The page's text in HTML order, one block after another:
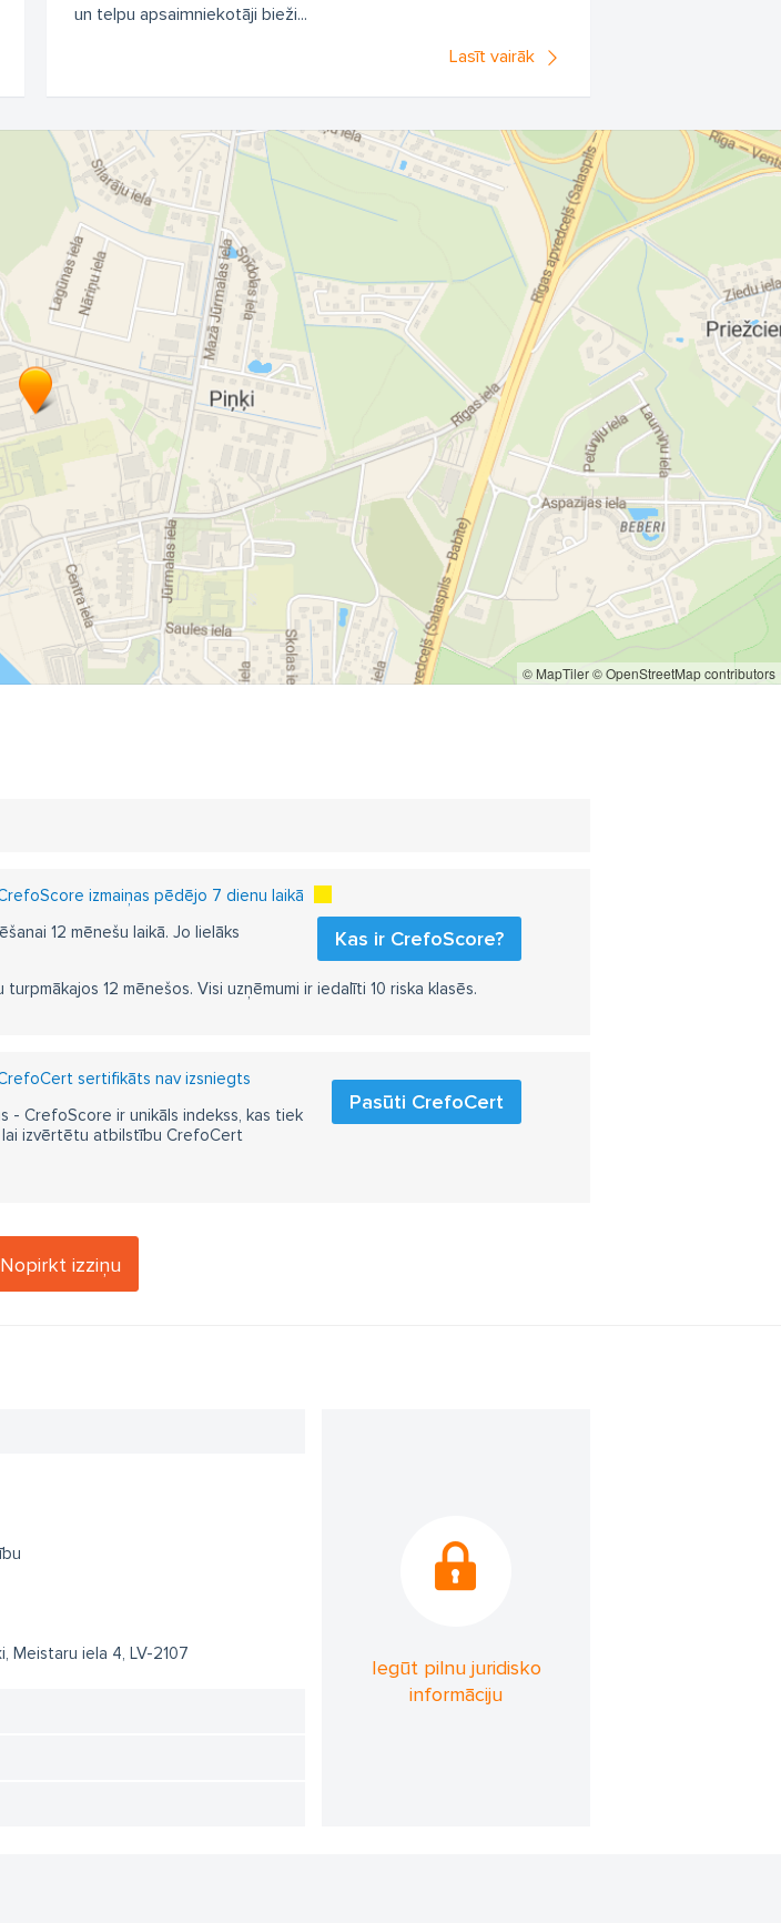
un telpu apsaimniekotāji bieži...
Lasīt vairāk
© MapTiler© OpenStreetMap contributors
izmaiņas pēdējo 7 dienu laikā
Kas ir CrefoScore?
12 mēnešu laikā. Jo lielāks
12 mēnešos. Visi uzņēmumi ir iedalīti 10 riska klasēs.
sertifikāts nav izsniegts
Pasūti CrefoCert
- CrefoScore ir unikāls indekss, kas tiek
lai izvērtētu atbilstību CrefoCert
Nopirkt izziņu
Meistaru iela 4, LV-2107
Iegūt pilnu juridisko
informāciju